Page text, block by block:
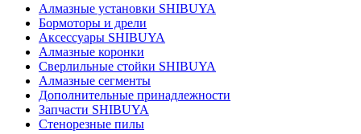
Алмазные установки SHIBUYA
Бормоторы и дрели
Аксессуары SHIBUYA
Алмазные коронки
Сверлильные стойки SHIBUYA
Алмазные сегменты
Дополнительные принадлежности
Запчасти SHIBUYA
Стенорезные пилы